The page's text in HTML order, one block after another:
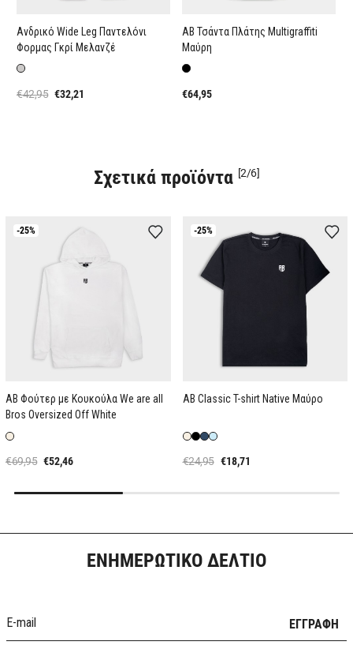
Ανδρικό Wide Leg Παντελόνι
Φορμας Γκρί Μελανζέ
€42,95 €32,21
AB Τσάντα Πλάτης Multigraffiti
Μαύρη
€64,95
Σχετικά προϊόντα [2/6]
-25%
AB Φούτερ με Κουκούλα We are all
Bros Oversized Off White
€69,95 €52,46
-25%
AB Classic T-shirt Native Μαύρο
€24,95 €18,71
ΕΝΗΜΕΡΩΤΙΚΟ ΔΕΛΤΙΟ
ΕΓΓΡΑΦΗ